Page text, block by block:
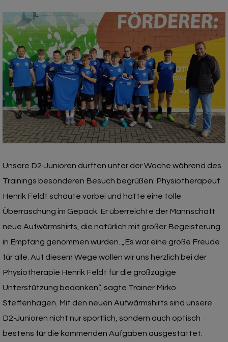
Unsere D2-Junioren durften unter der Woche während des
Trainings besonderen Besuch begrüßen: Physiotherapeut
Henrik Feldt schaute vorbei und hatte eine tolle
Überraschung im Gepäck. Er überreichte der Mannschaft
neue Aufwärmshirts, die natürlich mit großer Begeisterung
in Empfang genommen wurden. „Es war eine große Freude
für alle. Auf diesem Wege wollen wir uns herzlich bei der
Physiotherapie Henrik Feldt für die großzügige
Unterstützung bedanken“, sagte Trainer Mirko
Steffenhagen. Mit den neuen Aufwärmshirts sind unsere
D2-Junioren nicht nur sportlich, sondern auch optisch
bestens für die kommenden Aufgaben ausgestattet.